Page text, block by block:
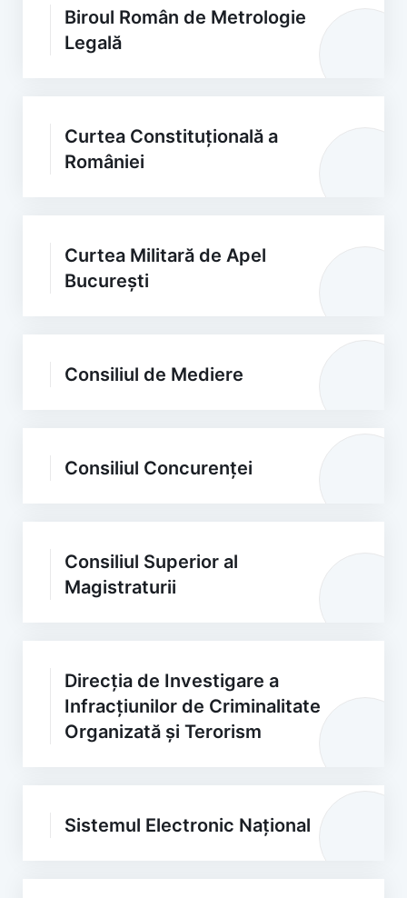
Biroul Român de Metrologie
Legală
Curtea Constituțională a
României
Curtea Militară de Apel
București
Consiliul de Mediere
Consiliul Concurenței
Consiliul Superior al
Magistraturii
Direcția de Investigare a
Infracțiunilor de Criminalitate
Organizată și Terorism
Sistemul Electronic Național